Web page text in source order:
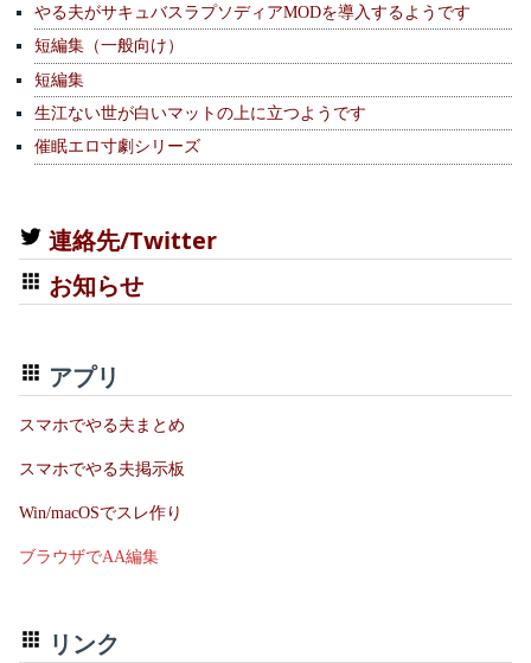
やる夫がサキュバスラプソディアMODを導入するようです
短編集（一般向け）
短編集
生江ない世が白いマットの上に立つようです
催眠エロ寸劇シリーズ
連絡先/Twitter
お知らせ
アプリ
スマホでやる夫まとめ
スマホでやる夫掲示板
Win/macOSでスレ作り
ブラウザでAA編集
リンク